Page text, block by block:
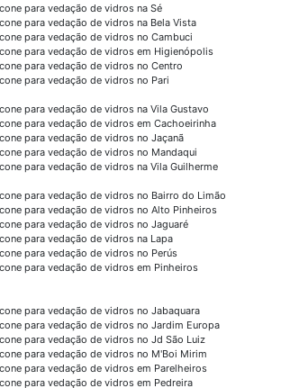
para vedação de vidros na Sé
para vedação de vidros na Bela Vista
para vedação de vidros no Cambuci
para vedação de vidros em Higienópolis
para vedação de vidros no Centro
para vedação de vidros no Pari
para vedação de vidros na Vila Gustavo
para vedação de vidros em Cachoeirinha
para vedação de vidros no Jaçanã
para vedação de vidros no Mandaqui
para vedação de vidros na Vila Guilherme
para vedação de vidros no Bairro do Limão
para vedação de vidros no Alto Pinheiros
para vedação de vidros no Jaguaré
para vedação de vidros na Lapa
para vedação de vidros no Perús
para vedação de vidros em Pinheiros
para vedação de vidros no Jabaquara
para vedação de vidros no Jardim Europa
para vedação de vidros no Jd São Luiz
para vedação de vidros no M'Boi Mirim
para vedação de vidros em Parelheiros
para vedação de vidros em Pedreira